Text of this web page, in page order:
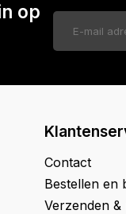
op
Contact
Bestellen en
Verzenden